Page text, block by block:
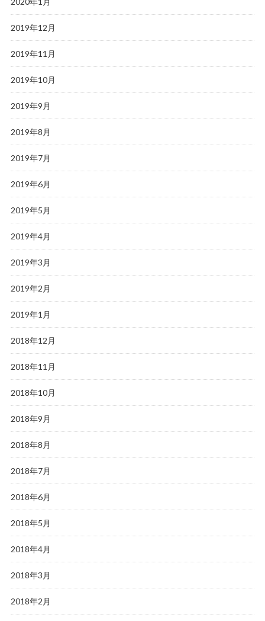
2019年12月
2019年11月
2019年10月
2019年9月
2019年8月
2019年7月
2019年6月
2019年5月
2019年4月
2019年3月
2019年2月
2019年1月
2018年12月
2018年11月
2018年10月
2018年9月
2018年8月
2018年7月
2018年6月
2018年5月
2018年4月
2018年3月
2018年2月